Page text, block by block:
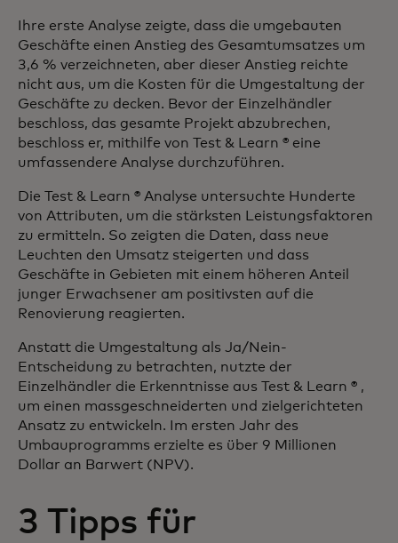
Ihre erste Analyse zeigte, dass die umgebauten
Geschäfte einen Anstieg des Gesamtumsatzes um
3,6 % verzeichneten, aber dieser Anstieg reichte
nicht aus, um die Kosten für die Umgestaltung der
Geschäfte zu decken. Bevor der Einzelhändler
beschloss, das gesamte Projekt abzubrechen,
beschloss er, mithilfe von Test & Learn ® eine
umfassendere Analyse durchzuführen.
Die Test & Learn ® Analyse untersuchte Hunderte
von Attributen, um die stärksten Leistungsfaktoren
zu ermitteln. So zeigten die Daten, dass neue
Leuchten den Umsatz steigerten und dass
Geschäfte in Gebieten mit einem höheren Anteil
junger Erwachsener am positivsten auf die
Renovierung reagierten.
Anstatt die Umgestaltung als Ja/Nein-
Entscheidung zu betrachten, nutzte der
Einzelhändler die Erkenntnisse aus Test & Learn ® ,
um einen massgeschneiderten und zielgerichteten
Ansatz zu entwickeln. Im ersten Jahr des
Umbauprogramms erzielte es über 9 Millionen
Dollar an Barwert (NPV).
3 Tipps für